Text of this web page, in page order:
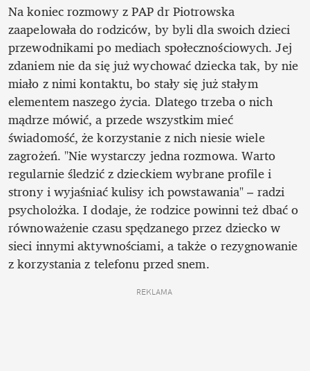
Na koniec rozmowy z PAP dr Piotrowska
zaapelowała do rodziców, by byli dla swoich dzieci
przewodnikami po mediach społecznościowych. Jej
zdaniem nie da się już wychować dziecka tak, by nie
miało z nimi kontaktu, bo stały się już stałym
elementem naszego życia. Dlatego trzeba o nich
mądrze mówić, a przede wszystkim mieć
świadomość, że korzystanie z nich niesie wiele
zagrożeń. "Nie wystarczy jedna rozmowa. Warto
regularnie śledzić z dzieckiem wybrane profile i
strony i wyjaśniać kulisy ich powstawania" – radzi
psycholożka. I dodaje, że rodzice powinni też dbać o
równoważenie czasu spędzanego przez dziecko w
sieci innymi aktywnościami, a także o rezygnowanie
z korzystania z telefonu przed snem.
REKLAMA